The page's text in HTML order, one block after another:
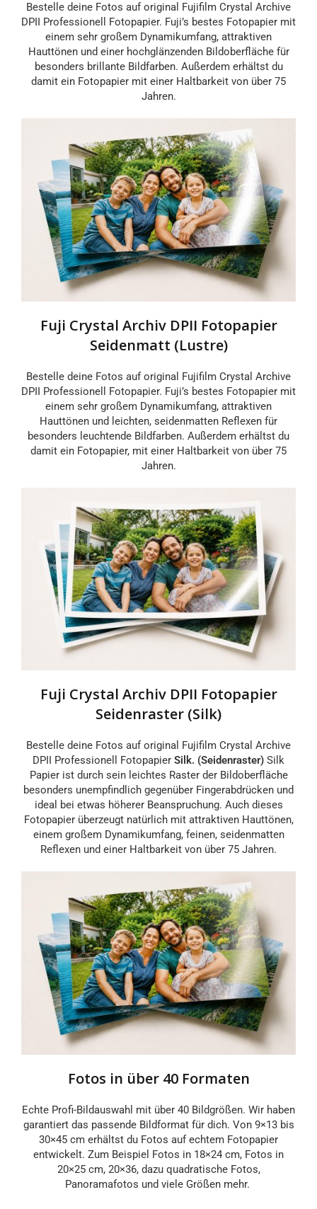
Bestelle deine Fotos auf original Fujifilm Crystal Archive
DPII Professionell Fotopapier. Fuji’s bestes Fotopapier mit
einem sehr großem Dynamikumfang, attraktiven
Hauttönen und einer hochglänzenden Bildoberfläche für
besonders brillante Bildfarben. Außerdem erhältst du
damit ein Fotopapier mit einer Haltbarkeit von über 75
Jahren.
Fuji Crystal Archiv DPII Fotopapier
Seidenmatt (Lustre)
Bestelle deine Fotos auf original Fujifilm Crystal Archive
DPII Professionell Fotopapier. Fuji’s bestes Fotopapier mit
einem sehr großem Dynamikumfang, attraktiven
Hauttönen und leichten, seidenmatten Reflexen für
besonders leuchtende Bildfarben. Außerdem erhältst du
damit ein Fotopapier, mit einer Haltbarkeit von über 75
Jahren.
Fuji Crystal Archiv DPII Fotopapier
Seidenraster (Silk)
Bestelle deine Fotos auf original Fujifilm Crystal Archive
DPII Professionell Fotopapier Silk. (Seidenraster) Silk
Papier ist durch sein leichtes Raster der Bildoberfläche
besonders unempfindlich gegenüber Fingerabdrücken und
ideal bei etwas höherer Beanspruchung. Auch dieses
Fotopapier überzeugt natürlich mit attraktiven Hauttönen,
einem großem Dynamikumfang, feinen, seidenmatten
Reflexen und einer Haltbarkeit von über 75 Jahren.
Fotos in über 40 Formaten
Echte Profi-Bildauswahl mit über 40 Bildgrößen. Wir haben
garantiert das passende Bildformat für dich. Von 9×13 bis
30×45 cm erhältst du Fotos auf echtem Fotopapier
entwickelt. Zum Beispiel Fotos in 18×24 cm, Fotos in
20×25 cm, 20×36, dazu quadratische Fotos,
Panoramafotos und viele Größen mehr.